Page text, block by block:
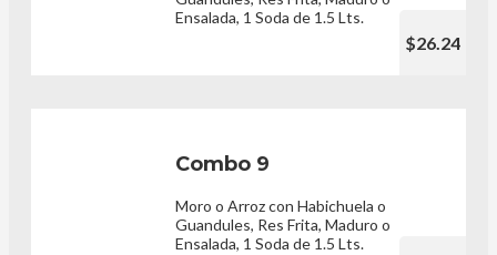
Ensalada, 1 Soda de 1.5 Lts.
$26.24
Combo 9
Moro o Arroz con Habichuela o
Guandules, Res Frita, Maduro o
Ensalada, 1 Soda de 1.5 Lts.